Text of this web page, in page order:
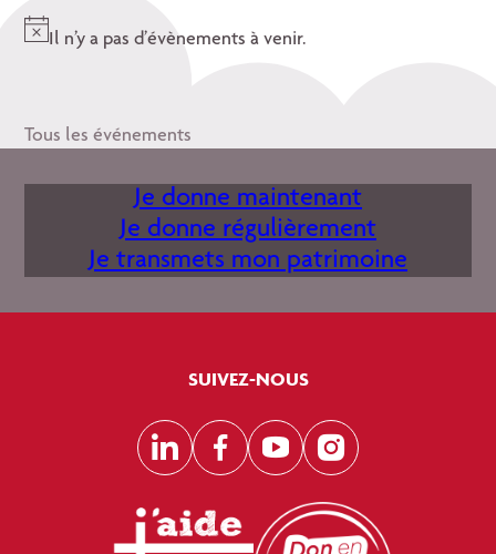
Il n’y a pas d’évènements à venir.
Tous les événements
Je donne maintenant
Je donne régulièrement
Je transmets mon patrimoine
SUIVEZ-NOUS
LinkedInFacebook
YouTubeInstagram